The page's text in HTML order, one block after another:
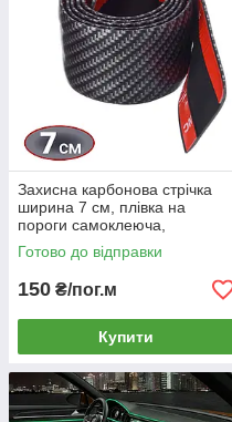
Захисна карбонова стрічка
ширина 7 см, плівка на
пороги самоклеюча,
накладка молдинг, тюнінг
авто, наклейка
Готово до відправки
150 ₴/пог.м
Купити